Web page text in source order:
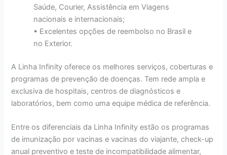
Saúde, Courier, Assistência em Viagens
nacionais e internacionais;
• Excelentes opções de reembolso no Brasil e
no Exterior.
A Linha Infinity oferece os melhores serviços, coberturas e
programas de prevenção de doenças. Tem rede ampla e
exclusiva de hospitais, centros de diagnósticos e
laboratórios, bem como uma equipe médica de referência.
Entre os diferenciais da Linha Infinity estão os programas
de imunização por vacinas e vacinas do viajante, check-up
anual preventivo e teste de incompatibilidade alimentar,